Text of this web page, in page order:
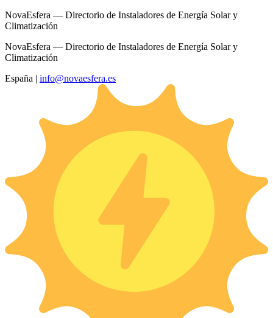
NovaEsfera — Directorio de Instaladores de Energía Solar y
Climatización
NovaEsfera — Directorio de Instaladores de Energía Solar y
Climatización
España | info@novaesfera.es